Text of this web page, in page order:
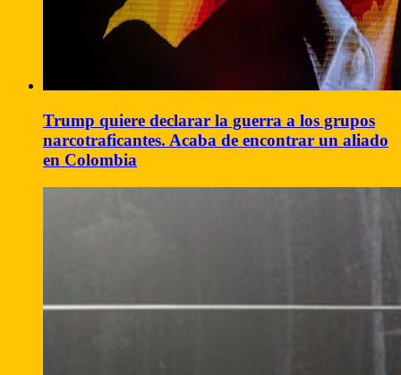
Trump quiere declarar la guerra a los grupos
narcotraficantes. Acaba de encontrar un aliado
en Colombia